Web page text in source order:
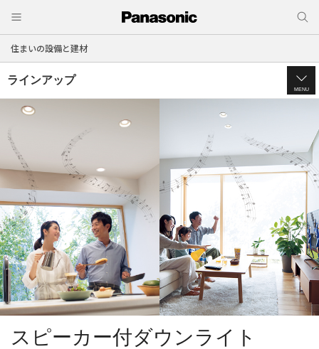
住まいの設備と建材
ラインアップ
MENU
スピーカー付ダウンライト